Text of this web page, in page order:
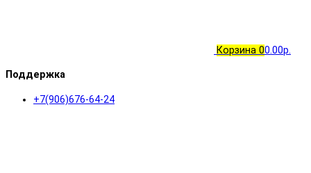
Корзина 00.00р.
Поддержка
+7(906)676-64-24